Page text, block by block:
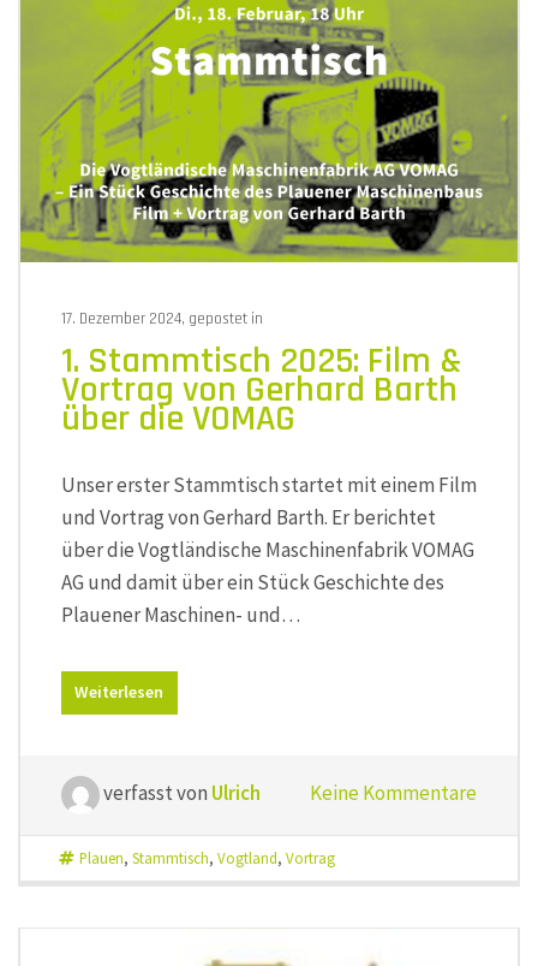
17. Dezember 2024, gepostet in
1. Stammtisch 2025: Film &
Vortrag von Gerhard Barth
über die VOMAG
Unser erster Stammtisch startet mit einem Film
und Vortrag von Gerhard Barth. Er berichtet
über die Vogtländische Maschinenfabrik VOMAG
AG und damit über ein Stück Geschichte des
Plauener Maschinen- und…
Weiterlesen
verfasst von Ulrich Keine Kommentare
Plauen, Stammtisch, Vogtland, Vortrag